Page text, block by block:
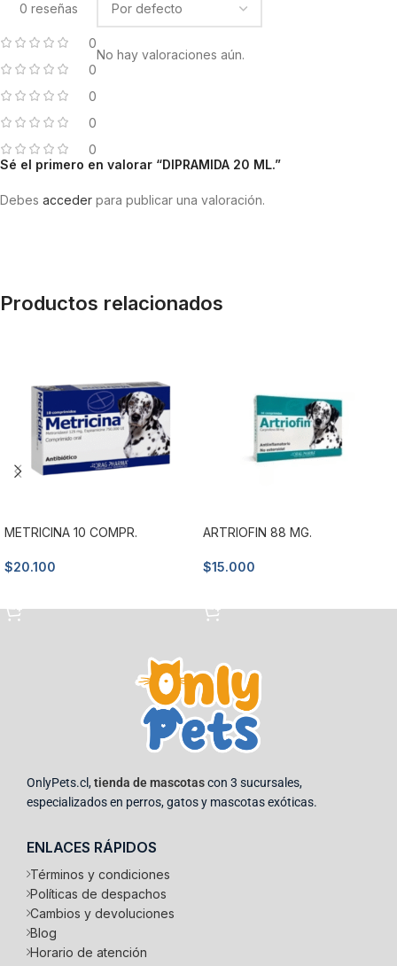
0 reseñas
0
0
0
0
0
No hay valoraciones aún.
Sé el primero en valorar “DIPRAMIDA 20 ML.”
Debes acceder para publicar una valoración.
Productos relacionados
METRICINA 10 COMPR.
$20.100
ARTRIOFIN 88 MG.
$15.000
OnlyPets.cl,tienda de mascotascon 3 sucursales,
especializados en perros, gatos y mascotas exóticas.
ENLACES RÁPIDOS
Términos y condiciones
Políticas de despachos
Cambios y devoluciones
Blog
Horario de atención